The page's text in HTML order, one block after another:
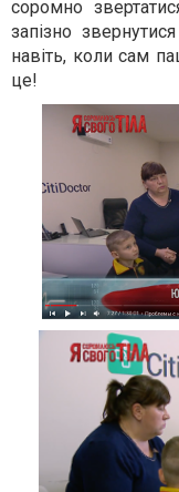
соромно
запізно
навіть, коли сам
це!